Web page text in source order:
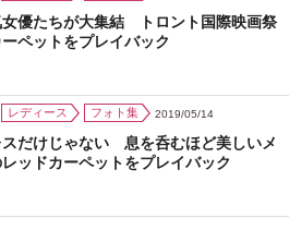
女優たちが大集結 トロント国際映画祭
ペットをプレイバック
レディース フォト集 2019/05/14
だけじゃない 息を呑むほど美しいメ
ッドカーペットをプレイバック